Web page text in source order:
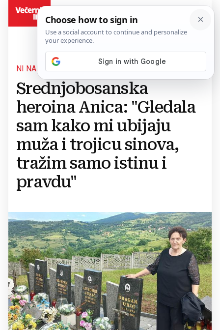
NI NAKON 33 GODINE NITKO NIJE ODGOVARAO
Srednjobosanska
heroina Anica: "Gledala
sam kako mi ubijaju
muža i trojicu sinova,
tražim samo istinu i
pravdu"